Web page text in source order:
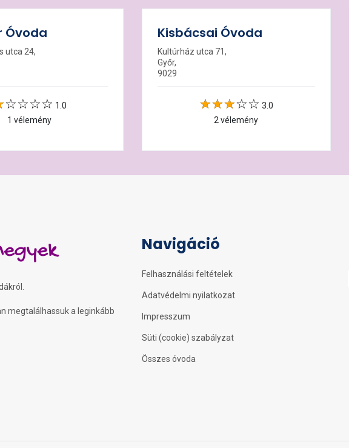
Óvoda
utca 24,
1.0
1 vélemény
Kisbácsai Óvoda
Kultúrház utca 71,
Győr,
9029
3.0
2 vélemény
megtalálhassuk a leginkább
Navigáció
Felhasználási feltételek
Adatvédelmi nyilatkozat
Impresszum
Süti (cookie) szabályzat
Összes óvoda